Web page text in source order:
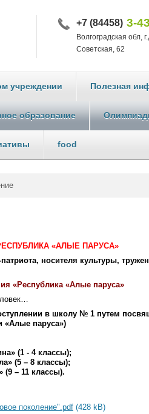
+7 (84458) 3-
Волгоградская обл,
Советская, 62
учреждении Полезная
образование
food
«АЛЫЕ ПАРУСА»
носителя культуры,
«Республика «Алые паруса»
в школу № 1 путем
«Алые паруса»)
(1 - 4 классы);
(5 – 8 классы);
(9 – 11 классы).
поколение".pdf (428 kB)